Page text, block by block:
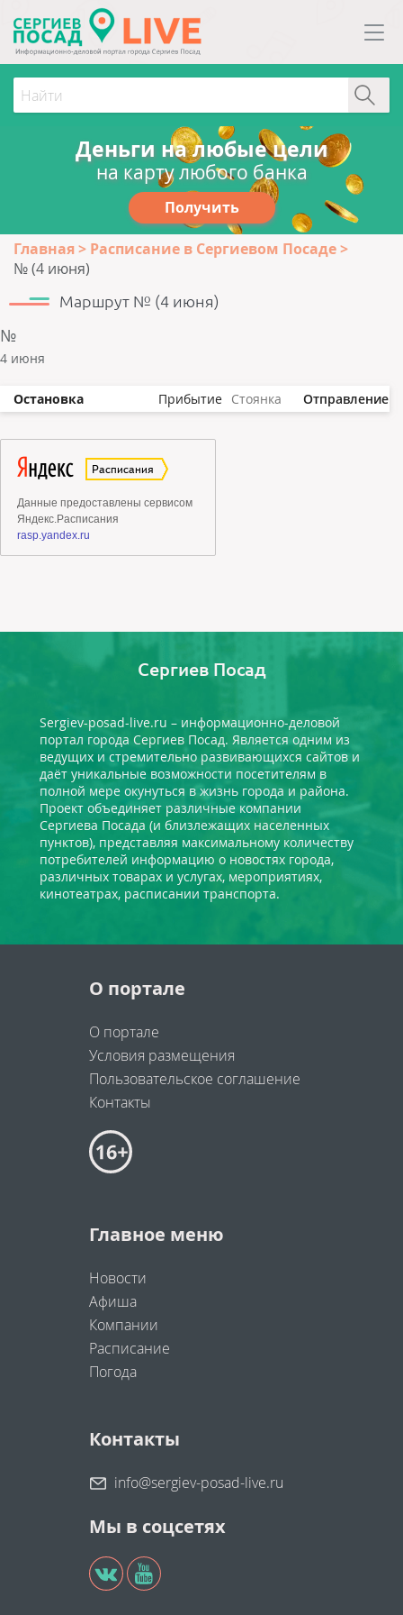
Деньги на любые цели
на карту любого банка
Получить
Главная
Расписание в Сергиевом Посаде
№ (4 июня)
Маршрут № (4 июня)
№
4 июня
Остановка Прибытие Стоянка Отправление
Сергиев Посад
Sergiev-posad-live.ru – информационно-деловой
портал города Сергиев Посад. Является одним из
ведущих и стремительно развивающихся сайтов и
даёт уникальные возможности посетителям в
полной мере окунуться в жизнь города и района.
Проект объединяет различные компании
Сергиева Посада (и близлежащих населенных
пунктов), представляя максимальному количеству
потребителей информацию о новостях города,
различных товарах и услугах, мероприятиях,
кинотеатрах, расписании транспорта.
О портале
О портале
Условия размещения
Пользовательское соглашение
Контакты
Главное меню
Новости
Афиша
Компании
Расписание
Погода
Контакты
info@sergiev-posad-live.ru
Мы в соцсетях